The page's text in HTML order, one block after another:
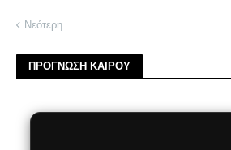
Νεότερη
ΠΡΟΓΝΩΣΗ ΚΑΙΡΟΥ